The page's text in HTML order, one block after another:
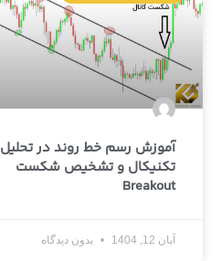
آموزش رسم خط روند در تحلیل
تکنیکال و تشخیص شکست
Breakout
آبان 12, 1404 بدون دیدگاه